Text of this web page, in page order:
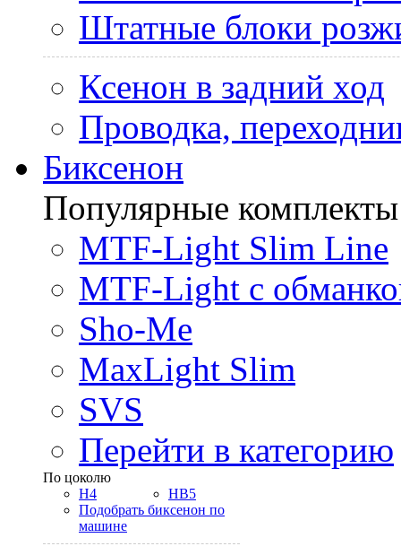
Штатные блоки
Ксенон в задний ход
Проводка,
Биксенон
Популярные комплекты
MTF-Light Slim Line
MTF-Light с
Sho-Me
MaxLight Slim
SVS
Перейти в категорию
По цоколю
H4
HB5
Подобрать биксенон по
машине